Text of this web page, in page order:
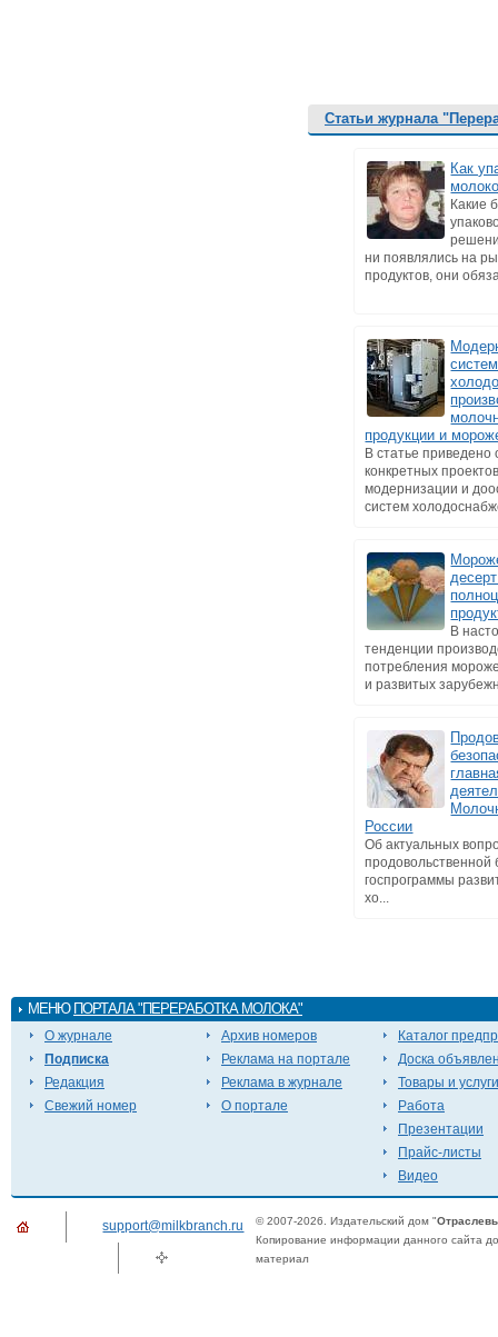
Статьи журнала
Как
Какие
ни появлялись на
продуктов, они
систем
продукции и
В статье приведено
конкретных
модернизации и
систем
В
тенденции
потребления
и развитых
России
Об актуальных
продовольственной
госпрограммы
хо...
МЕНЮ ПОРТАЛА "ПЕРЕРАБОТКА МОЛОКА"
О журнале
Подписка
Редакция
Свежий номер
Архив номеров
Реклама на портале
Реклама в журнале
О портале
Каталог
Доска
Товары и услуги
Работа
Презентации
Прайс-листы
Видео
support@milkbranch.ru © 2007-2026. Издательский дом "
Копирование информации данного сайта
материал